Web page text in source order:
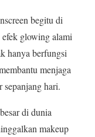
begitu di
glowing alami
hanya berfungsi
menjaga
sepanjang hari.
di dunia
makeup